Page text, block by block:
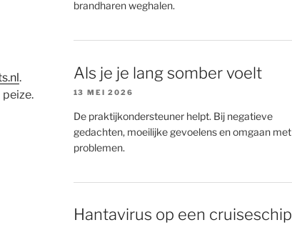
.
brandharen weghalen.
Als je je lang somber voelt
13 MEI 2026
De praktijkondersteuner helpt. Bij negatieve
gedachten, moeilijke gevoelens en omgaan met
problemen.
Hantavirus op een cruiseschip